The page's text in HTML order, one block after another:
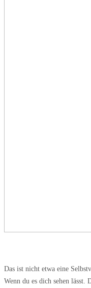
Das ist nicht etwa eine
Wenn du es dich sehen